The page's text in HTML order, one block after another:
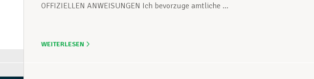
OFFIZIELLEN ANWEISUNGEN Ich bevorzuge amtliche ...
WEITERLESEN